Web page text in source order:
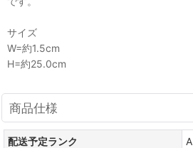
サイズ
W=約1.5cm
H=約25.0cm
商品仕様
配送予定ランク
A